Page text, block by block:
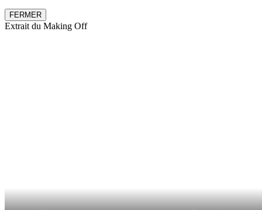
FERMER
Extrait du Making Off